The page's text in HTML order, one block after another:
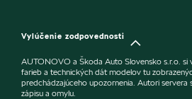
Vylúčenie zodpovednosti
AUTONOVO a Škoda Auto Slovensko s.r.o. si
farieb a technických dát modelov tu
predchádzajúceho upozornenia. Autori servera
zápisu a omylu.